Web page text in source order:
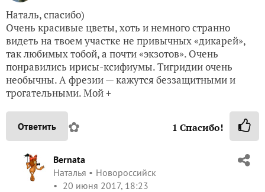
Наталь, спасибо)
Очень красивые цветы, хоть и немного странно
видеть на твоем участке не привычных «дикарей»,
так любимых тобой, а почти «экзотов». Очень
понравились ирисы-ксифиумы. Тигридии очень
необычны. А фрезии — кажутся беззащитными и
трогательными. Мой +
Ответить ✿ 1 Спасибо!
Bernata
Наталья
Новороссийск
20 июня 2017, 18:23